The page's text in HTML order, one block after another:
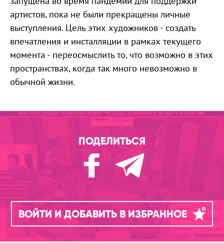
артистов, пока не были прекращены личные
выступления. Цель этих художников - создать
впечатления и инсталляции в рамках текущего
момента - переосмыслить то, что возможно в этих
пространствах, когда так много невозможно в
обычной жизни.
ПОДЕЛИТЬСЯ
ВОЙТИ И ДОБАВИТЬ В ИЗБРАННОЕ